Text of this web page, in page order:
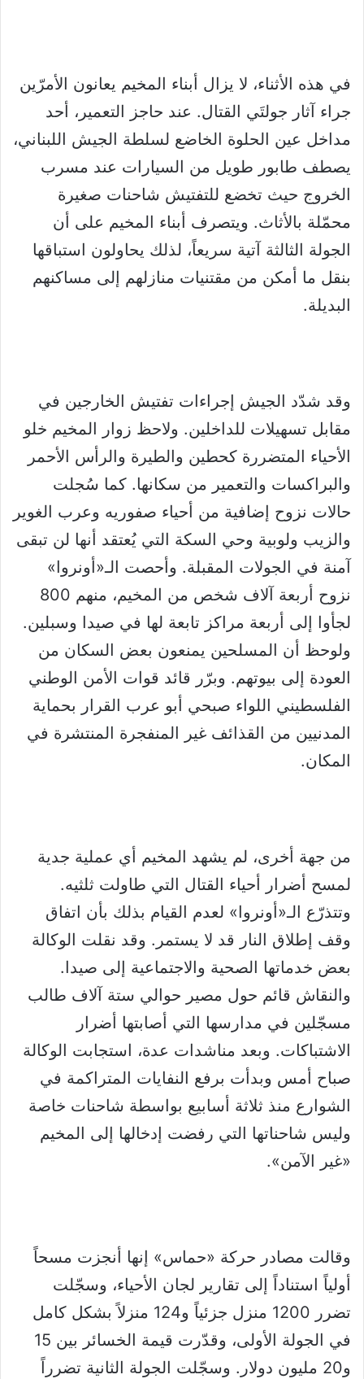
في هذه الأثناء، لا يزال أبناء المخيم يعانون الأمرّين
جراء آثار جولتَي القتال. عند حاجز التعمير، أحد
مداخل عين الحلوة الخاضع لسلطة الجيش اللبناني،
يصطف طابور طويل من السيارات عند مسرب
الخروج حيث تخضع للتفتيش شاحنات صغيرة
محمّلة بالأثاث. ويتصرف أبناء المخيم على أن
الجولة الثالثة آتية سريعاً، لذلك يحاولون استباقها
بنقل ما أمكن من مقتنيات منازلهم إلى مساكنهم
البديلة.
وقد شدّد الجيش إجراءات تفتيش الخارجين في
مقابل تسهيلات للداخلين. ولاحظ زوار المخيم خلو
الأحياء المتضررة كحطين والطيرة والرأس الأحمر
والبراكسات والتعمير من سكانها. كما سُجلت
حالات نزوح إضافية من أحياء صفوريه وعرب الغوير
والزيب ولوبية وحي السكة التي يُعتقد أنها لن تبقى
آمنة في الجولات المقبلة. وأحصت الـ«أونروا»
نزوح أربعة آلاف شخص من المخيم، منهم 800
لجأوا إلى أربعة مراكز تابعة لها في صيدا وسبلين.
ولوحظ أن المسلحين يمنعون بعض السكان من
العودة إلى بيوتهم. وبرّر قائد قوات الأمن الوطني
الفلسطيني اللواء صبحي أبو عرب القرار بحماية
المدنيين من القذائف غير المنفجرة المنتشرة في
المكان.
من جهة أخرى، لم يشهد المخيم أي عملية جدية
لمسح أضرار أحياء القتال التي طاولت ثلثيه.
وتتذرّع الـ«أونروا» لعدم القيام بذلك بأن اتفاق
وقف إطلاق النار قد لا يستمر. وقد نقلت الوكالة
بعض خدماتها الصحية والاجتماعية إلى صيدا.
والنقاش قائم حول مصير حوالي ستة آلاف طالب
مسجّلين في مدارسها التي أصابتها أضرار
الاشتباكات. وبعد مناشدات عدة، استجابت الوكالة
صباح أمس وبدأت برفع النفايات المتراكمة في
الشوارع منذ ثلاثة أسابيع بواسطة شاحنات خاصة
وليس شاحناتها التي رفضت إدخالها إلى المخيم
«غير الآمن».
وقالت مصادر حركة «حماس» إنها أنجزت مسحاً
أولياً استناداً إلى تقارير لجان الأحياء، وسجّلت
تضرر 1200 منزل جزئياً و124 منزلاً بشكل كامل
في الجولة الأولى، وقدّرت قيمة الخسائر بين 15
و20 مليون دولار. وسجّلت الجولة الثانية تضرراً